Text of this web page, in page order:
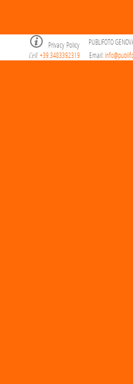
Privacy Policy PUBLIFOTO
Cell. +39.3483392319 Email: